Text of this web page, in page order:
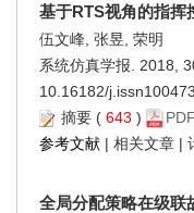
基于RTS视角的指挥
伍文峰, 张昱, 荣明
系统仿真学报. 2018,
10.16182/
摘要 ( 643 ) PDF
参考文献 | 相关文章 |
全局分配策略在级联